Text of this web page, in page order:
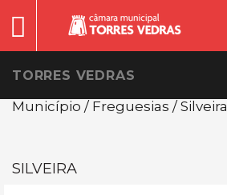
TORRES VEDRAS
Município / Freguesias / Silveira
SILVEIRA